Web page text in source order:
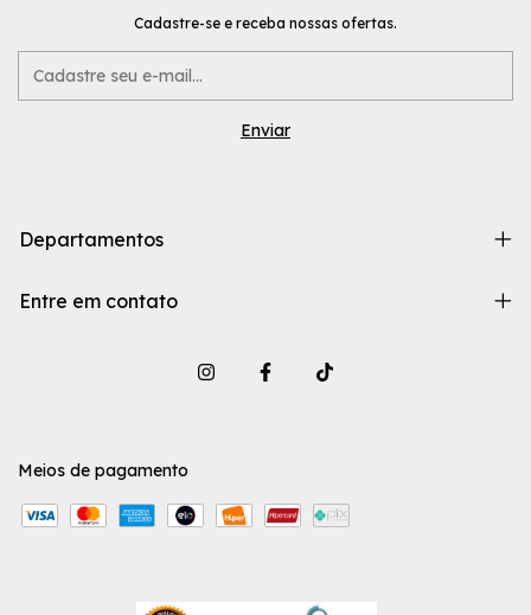
Cadastre-se e receba nossas ofertas.
Departamentos
Entre em contato
Meios de pagamento